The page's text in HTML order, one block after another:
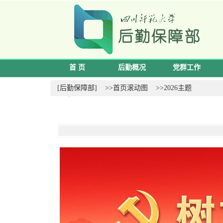
首 页 后勤概况 党群工作
[后勤保障部] >>首页滚动图 >>2026主题